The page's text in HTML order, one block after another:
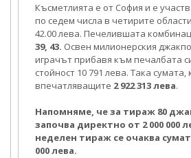
Късметлията е от София и е
по седем числа в четирите
42.00 лева. Печелившата
39, 43. Освен милионерския
играчът прибавя към печалбата
стойност 10 791 лева. Така
впечатляващите 2 922 313 лева.
Напомняме, че за тираж 80
започва директно от 2 000 000
неделен тираж се очаква
000 лева.